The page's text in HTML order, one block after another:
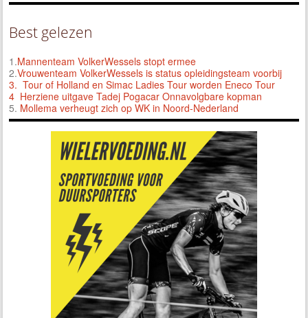
Best gelezen
1.Mannenteam VolkerWessels stopt ermee
2.Vrouwenteam VolkerWessels is status opleidingsteam voorbij
3. Tour of Holland en Simac Ladies Tour worden Eneco Tour
4 Herziene uitgave Tadej Pogacar Onnavolgbare kopman
5. Mollema verheugt zich op WK in Noord-Nederland